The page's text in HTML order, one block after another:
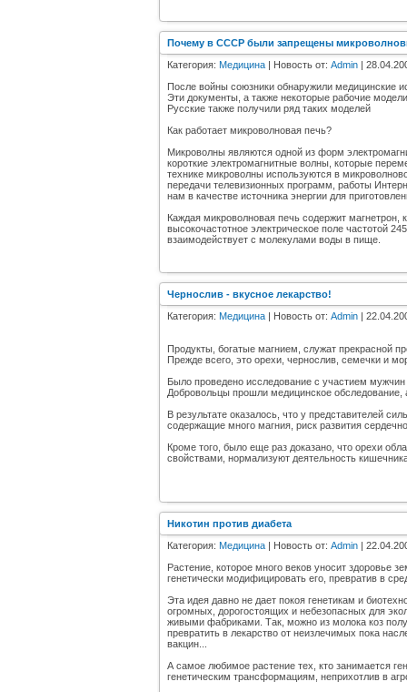
Почему в СССР были запрещены
Категория: Медицина | Новость от: Admin |
После войны союзники обнаружили медицинские
Эти документы, а также некоторые рабочие
Русские также получили ряд таких моделей
Как работает микроволновая печь?
Микроволны являются одной из форм
короткие электромагнитные волны, которые
технике микроволны используются в
передачи телевизионных программ, работы
нам в качестве источника энергии для
Каждая микроволновая печь содержит магнетрон,
высокочастотное электрическое поле частотой
взаимодействует с молекулами воды в пище.
Чернослив - вкусное лекарство!
Категория: Медицина | Новость от: Admin |
Продукты, богатые магнием, служат прекрасной
Прежде всего, это орехи, чернослив, семечки и
Было проведено исследование с участием
Добровольцы прошли медицинское обследование,
В результате оказалось, что у представителей
содержащие много магния, риск развития
Кроме того, было еще раз доказано, что орехи
свойствами, нормализуют деятельность
Никотин против диабета
Категория: Медицина | Новость от: Admin |
Растение, которое много веков уносит здоровье
генетически модифицировать его, превратив в
Эта идея давно не дает покоя генетикам и
огромных, дорогостоящих и небезопасных для
живыми фабриками. Так, можно из молока коз
превратить в лекарство от неизлечимых пока
вакцин...
А самое любимое растение тех, кто занимается
генетическим трансформациям, неприхотлив в